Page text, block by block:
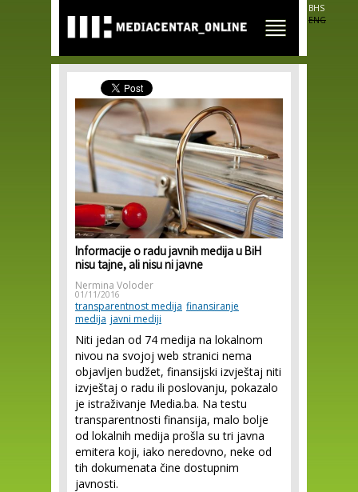
main
content
BHS
ENG
Informacije o radu javnih medija u BiH
nisu tajne, ali nisu ni javne
Nermina Voloder
01/11/2016
transparentnost medija finansiranje
medija javni mediji
Niti jedan od 74 medija na lokalnom
nivou na svojoj web stranici nema
objavljen budžet, finansijski izvještaj niti
izvještaj o radu ili poslovanju, pokazalo
je istraživanje Media.ba. Na testu
transparentnosti finansija, malo bolje
od lokalnih medija prošla su tri javna
emitera koji, iako neredovno, neke od
tih dokumenata čine dostupnim
javnosti.